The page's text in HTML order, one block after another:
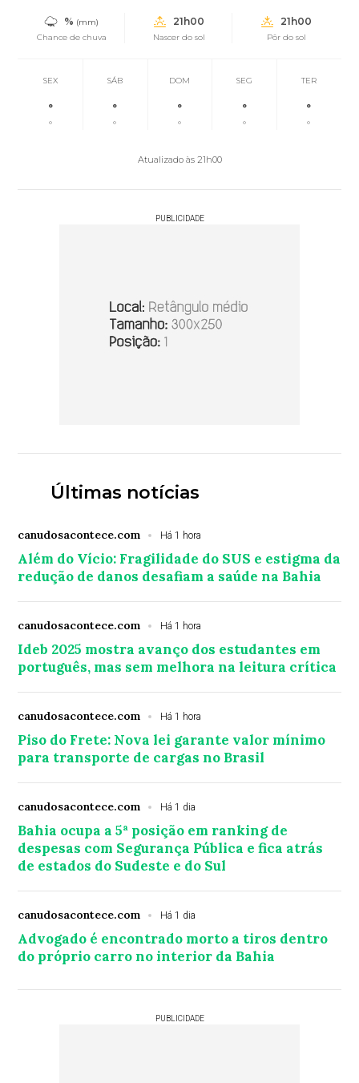
% (mm)
Chance de chuva
21h00
Nascer do sol
21h00
Pôr do sol
SEX
°
°
SÁB
°
°
DOM
°
°
SEG
°
°
TER
°
°
Atualizado às 21h00
PUBLICIDADE
Últimas notícias
canudosacontece.com Há 1 hora
Além do Vício: Fragilidade do SUS e estigma da
redução de danos desafiam a saúde na Bahia
canudosacontece.com Há 1 hora
Ideb 2025 mostra avanço dos estudantes em
português, mas sem melhora na leitura crítica
canudosacontece.com Há 1 hora
Piso do Frete: Nova lei garante valor mínimo
para transporte de cargas no Brasil
canudosacontece.com Há 1 dia
Bahia ocupa a 5ª posição em ranking de
despesas com Segurança Pública e fica atrás
de estados do Sudeste e do Sul
canudosacontece.com Há 1 dia
Advogado é encontrado morto a tiros dentro
do próprio carro no interior da Bahia
PUBLICIDADE